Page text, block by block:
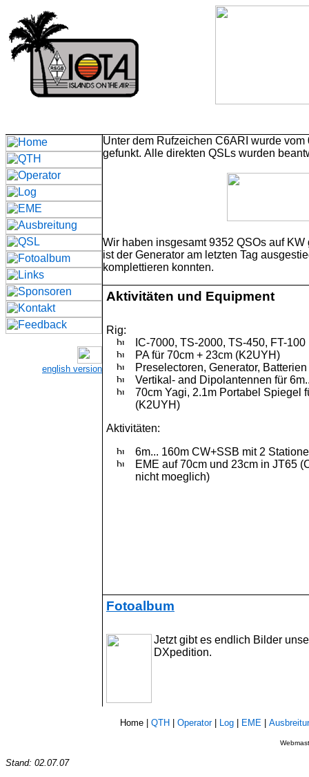
english version
Unter dem Rufzeichen C6ARI wurde vom
gefunkt. Alle direkten QSLs wurden
Wir haben insgesamt 9352 QSOs auf KW
ist der Generator am letzten Tag
komplettieren konnten.
Aktivitäten und Equipment
Rig:
IC-7000, TS-2000, TS-450, FT-100
PA für 70cm + 23cm (K2UYH)
Preselectoren, Generator, Batterien
Vertikal- and Dipolantennen für
70cm Yagi, 2.1m Portabel Spiegel
(K2UYH)
Aktivitäten:
6m... 160m CW+SSB mit 2
EME auf 70cm und 23cm in JT65 (
nicht moeglich)
Fotoalbum
Jetzt gibt es endlich Bilder
DXpedition.
Home| QTH Operator| Log| EME|
Stand: 02.07.07